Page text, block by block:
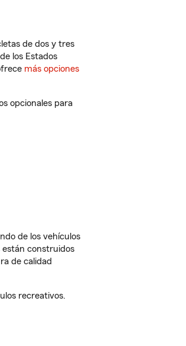
de dos y tres
los Estados
más opciones
opcionales para
de los vehículos
están construidos
de calidad
recreativos.